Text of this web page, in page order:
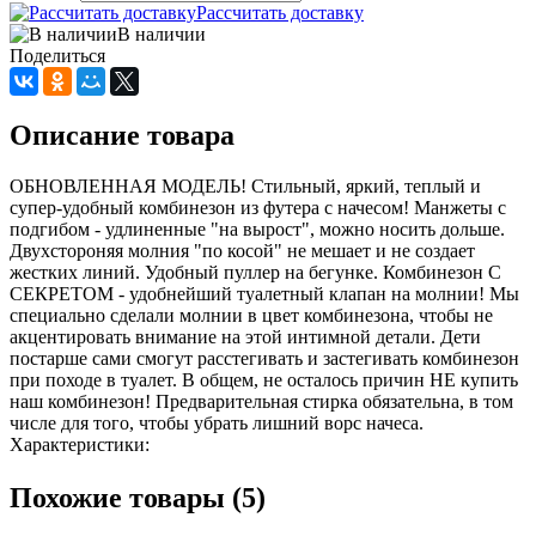
Рассчитать доставку
В наличии
Поделиться
Описание товара
ОБНОВЛЕННАЯ МОДЕЛЬ! Стильный, яркий, теплый и
супер-удобный комбинезон из футера с начесом! Манжеты с
подгибом - удлиненные "на вырост", можно носить дольше.
Двухстороняя молния "по косой" не мешает и не создает
жестких линий. Удобный пуллер на бегунке. Комбинезон С
СЕКРЕТОМ - удобнейший туалетный клапан на молнии! Мы
специально сделали молнии в цвет комбинезона, чтобы не
акцентировать внимание на этой интимной детали. Дети
постарше сами смогут расстегивать и застегивать комбинезон
при походе в туалет. В общем, не осталось причин НЕ купить
наш комбинезон! Предварительная стирка обязательна, в том
числе для того, чтобы убрать лишний ворс начеса.
Характеристики:
Похожие товары (5)